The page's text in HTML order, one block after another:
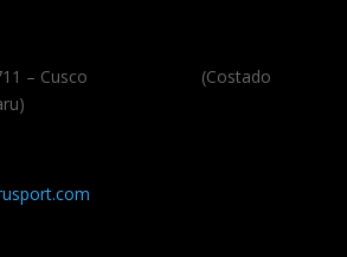
N°711 – Cusco (Costado